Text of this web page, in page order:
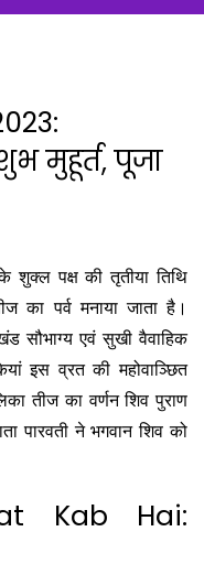
मुहूर्त, पूजा
शुक्ल पक्ष की तृतीया तिथि
का पर्व मनाया जाता है।
सौभाग्य एवं सुखी वैवाहिक
इस व्रत की महोवाञ्छित
तीज का वर्णन शिव पुराण
पारवती ने भगवान शिव को
Kab Hai: